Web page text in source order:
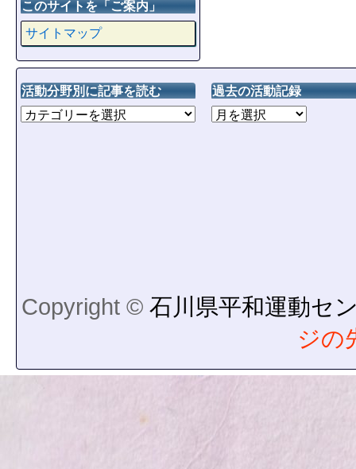
このサイトを「ご案内」
サイトマップ
活動分野別に記事を読む 過去の活動記録
Copyright © 石川県平和運動セ
ジの